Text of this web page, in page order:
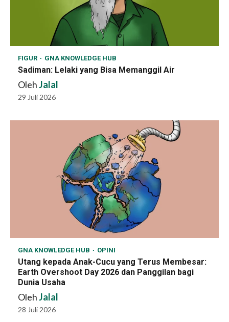
FIGUR GNA KNOWLEDGE HUB
Sadiman: Lelaki yang Bisa Memanggil Air
OlehJalal
29 Juli 2026
GNA KNOWLEDGE HUB OPINI
Utang kepada Anak-Cucu yang Terus Membesar:
Earth Overshoot Day 2026 dan Panggilan bagi
Dunia Usaha
OlehJalal
28 Juli 2026